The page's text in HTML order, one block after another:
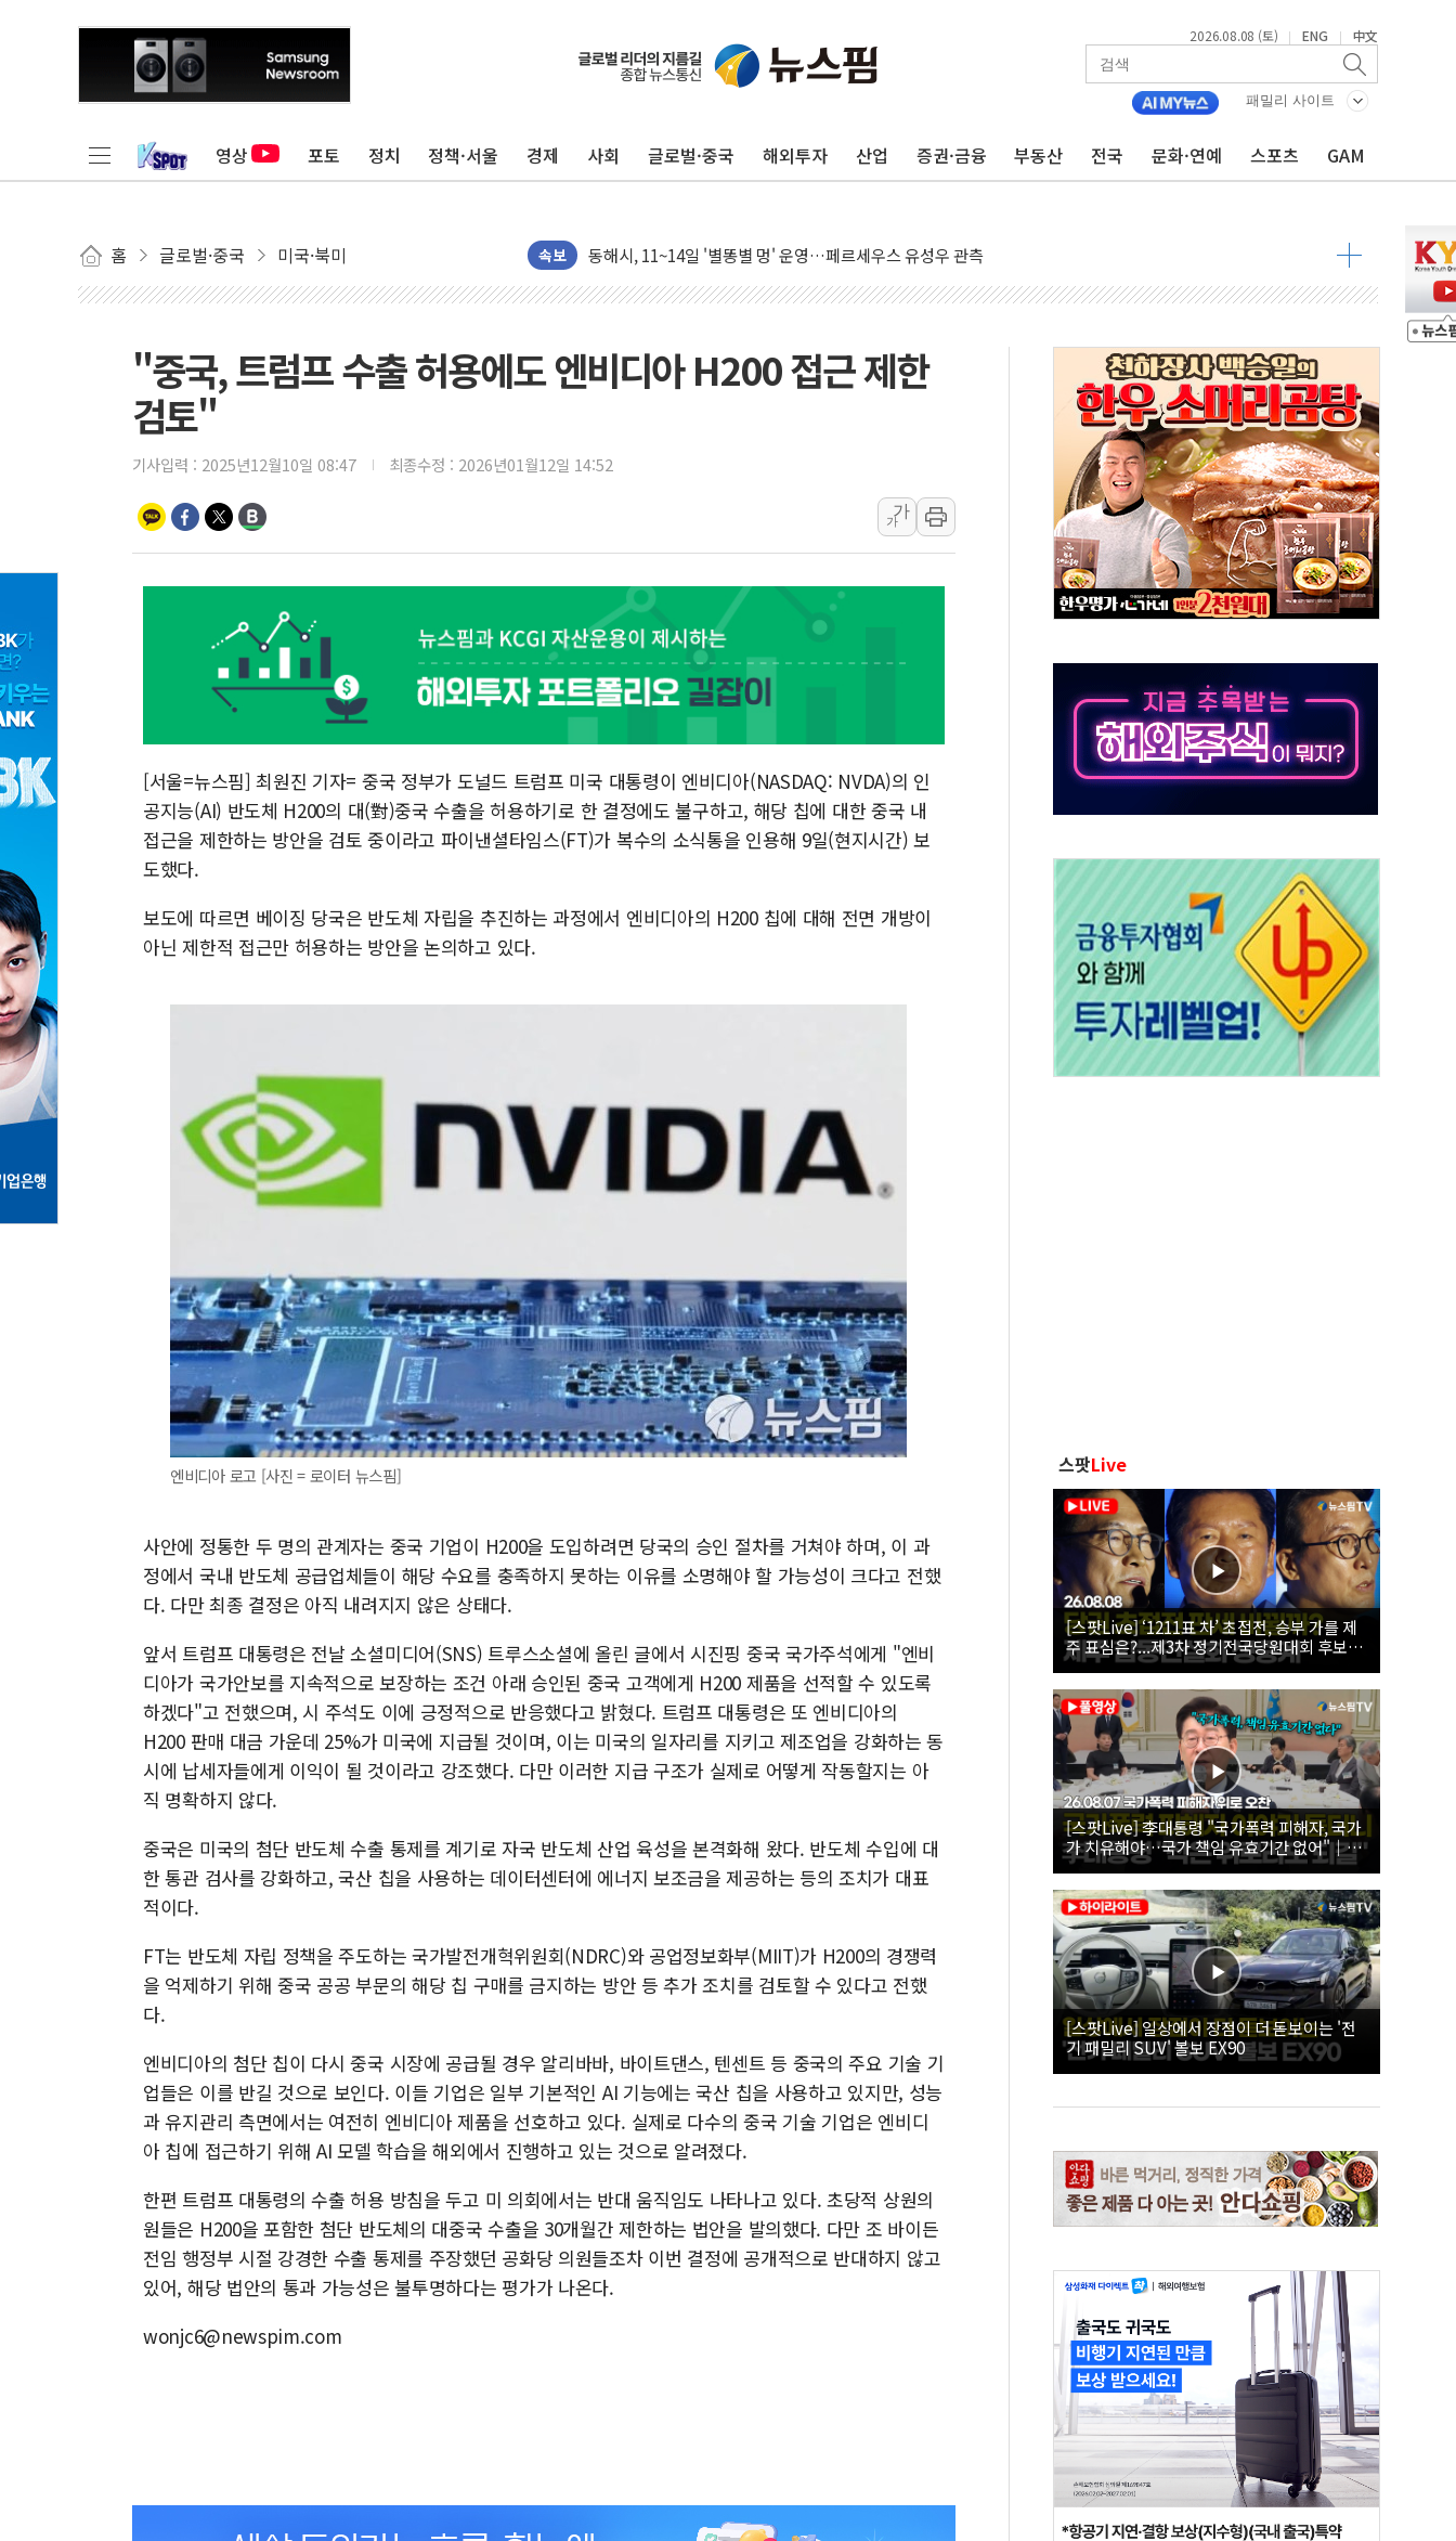
2026.08.08 (토) | ENG | 中文
패밀리 사이트
영상 포토 정치 정책·서울 경제 사회 글로벌·중국 해외투자 산업 증권·금융 부동산 전국 문화·연예 스포츠 GAM
홈 글로벌·중국 미국·북미 속보
中 전방위 아파트 부양, 수도 베이징도 부동산 규제 철폐
인제 용대리 계곡서 수위 상승으로 피서객 7명 고립…전원 구조
강원 중·남부 동해안 시간당 50mm 이상 폭우…호우경보 발효
청양 밭에서 일하던 90대 숨져…온열질환 여부 조사
李대통령, 'ISA·주가누르기 방지법' 전면 재검토 지시
'호우 특보' 경북 울진 시간당 20~30mm 강한 비...가뭄 해소될 듯
10월 보완수사권 폐지·공소청 출범…피해자들 '범죄 사각지대' 우려
한상협, 업계 개인정보 보안 새판 짠다…'자율규제단체' 타진
민주당, 오늘 제주·인천 경선 발표...김민석 '재역전' vs 정청래 '격차 확대'
뉴욕증시, 고용 쇼크에 금리 인상 우려 후퇴…S&P500 최고치
트럼프, 쿡 연준 이사 해임 재추진…"26일까지 의혹 소명" 요구
유럽증시, 美 고용 예상 밖 부진에 연준 금리 인상 가능성 낮아지며 상승… STOXX 600 지수는 나흘 연속 최고치
미 연준 매파 기세 꺾이나…고용 감소에 9월 동결 전망 우세
[종합] 이슬람 수니파 3국, '공동방위협정' 체결… 이스라엘·이란 위협에 맞설 자체 억지력 강화
트럼프, 백신·자폐증 행정명령 검토…"이르면 다음 주"
"중국, 트럼프 수출 허용에도 엔비디아 H200 접근 제한
검토"
기사입력 : 2025년12월10일 08:47 최종수정 : 2026년01월12일 14:52
가
가
[서울=뉴스핌] 최원진 기자= 중국 정부가 도널드 트럼프 미국 대통령이 엔비디아(NASDAQ: NVDA)의 인
공지능(AI) 반도체 H200의 대(對)중국 수출을 허용하기로 한 결정에도 불구하고, 해당 칩에 대한 중국 내
접근을 제한하는 방안을 검토 중이라고 파이낸셜타임스(FT)가 복수의 소식통을 인용해 9일(현지시간) 보
도했다.
보도에 따르면 베이징 당국은 반도체 자립을 추진하는 과정에서 엔비디아의 H200 칩에 대해 전면 개방이
아닌 제한적 접근만 허용하는 방안을 논의하고 있다.
엔비디아 로고 [사진 = 로이터 뉴스핌]
사안에 정통한 두 명의 관계자는 중국 기업이 H200을 도입하려면 당국의 승인 절차를 거쳐야 하며, 이 과
정에서 국내 반도체 공급업체들이 해당 수요를 충족하지 못하는 이유를 소명해야 할 가능성이 크다고 전했
다. 다만 최종 결정은 아직 내려지지 않은 상태다.
앞서 트럼프 대통령은 전날 소셜미디어(SNS) 트루스소셜에 올린 글에서 시진핑 중국 국가주석에게 "엔비
디아가 국가안보를 지속적으로 보장하는 조건 아래 승인된 중국 고객에게 H200 제품을 선적할 수 있도록
하겠다"고 전했으며, 시 주석도 이에 긍정적으로 반응했다고 밝혔다. 트럼프 대통령은 또 엔비디아의
H200 판매 대금 가운데 25%가 미국에 지급될 것이며, 이는 미국의 일자리를 지키고 제조업을 강화하는 동
시에 납세자들에게 이익이 될 것이라고 강조했다. 다만 이러한 지급 구조가 실제로 어떻게 작동할지는 아
직 명확하지 않다.
중국은 미국의 첨단 반도체 수출 통제를 계기로 자국 반도체 산업 육성을 본격화해 왔다. 반도체 수입에 대
한 통관 검사를 강화하고, 국산 칩을 사용하는 데이터센터에 에너지 보조금을 제공하는 등의 조치가 대표
적이다.
FT는 반도체 자립 정책을 주도하는 국가발전개혁위원회(NDRC)와 공업정보화부(MIIT)가 H200의 경쟁력
을 억제하기 위해 중국 공공 부문의 해당 칩 구매를 금지하는 방안 등 추가 조치를 검토할 수 있다고 전했
다.
엔비디아의 첨단 칩이 다시 중국 시장에 공급될 경우 알리바바, 바이트댄스, 텐센트 등 중국의 주요 기술 기
업들은 이를 반길 것으로 보인다. 이들 기업은 일부 기본적인 AI 기능에는 국산 칩을 사용하고 있지만, 성능
과 유지관리 측면에서는 여전히 엔비디아 제품을 선호하고 있다. 실제로 다수의 중국 기술 기업은 엔비디
아 칩에 접근하기 위해 AI 모델 학습을 해외에서 진행하고 있는 것으로 알려졌다.
한편 트럼프 대통령의 수출 허용 방침을 두고 미 의회에서는 반대 움직임도 나타나고 있다. 초당적 상원의
원들은 H200을 포함한 첨단 반도체의 대중국 수출을 30개월간 제한하는 법안을 발의했다. 다만 조 바이든
전임 행정부 시절 강경한 수출 통제를 주장했던 공화당 의원들조차 이번 결정에 공개적으로 반대하지 않고
있어, 해당 법안의 통과 가능성은 불투명하다는 평가가 나온다.
wonjc6@newspim.com
스팟Live
[스팟Live] ‘1211표 차’ 초접전, 승부 가를 제
주 표심은?...제3차 정기전국당원대회 후보자
제주 합동연설회 생중계 | 26.08.08
[스팟Live] 李대통령 "국가폭력 피해자, 국가
가 치유해야…국가 책임 유효기간 없어"｜
26.08.07 국가폭력 피해자 위로 오찬
[스팟Live] 일상에서 장점이 더 돋보이는 '전
기 패밀리 SUV' 볼보 EX90